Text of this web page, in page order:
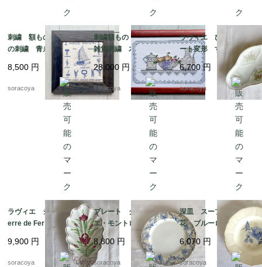
刺繍 額もの ヨット
の刺繍 青糸 青フレ
ーム 12otdg45-2
8,500 円
soracoya
刺繍額もの キッチン
雑貨刺繍 木製フレー
ム ポット ボール
ピッチャー フルー
ツ 12oter19
28,000 円
soracoya
ラヴィエ ひし形プレ
ート変形 すずらん
前菜オードブル プチ
ガトー おやつ 19tw
m34
6,700円
soracoya
ラヴィエ シェル型 T
erre de Fer トゥール
ドフェール ペクソン
ヌ窯 19twm36-2
9,900 円
soracoya
プレート クレイユ・
エ・モントロー 平皿 蔦
レリーフ デザート
19twm84-1
8,800円
soracoya
深皿 スープ皿 青
花 ブルーローズ ス
テンシル柄 ディゴワ
ン サルグミンヌ 19t
wm70-3
6,070円
soracoya